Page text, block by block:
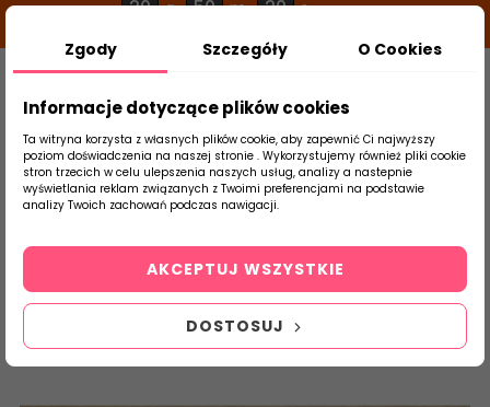
20 g 50 m 19 s
Szukaj
produktu
Strona Główna Salon / Taras Baldocer
Zgody Szczegóły O Cookies
Informacje dotyczące plików cookies
Ta witryna korzysta z własnych plików cookie, aby zapewnić Ci najwyższy
poziom doświadczenia na naszej stronie . Wykorzystujemy również pliki cookie
stron trzecich w celu ulepszenia naszych usług, analizy a nastepnie
wyświetlania reklam związanych z Twoimi preferencjami na podstawie
analizy Twoich zachowań podczas nawigacji.
DOSTOSUJ
AKCEPTUJ WSZYSTKIE